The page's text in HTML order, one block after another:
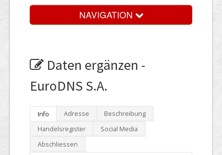
NAVIGATION
Daten ergänzen -
EuroDNS S.A.
Info Adresse
Beschreibung
Handelsregister
Social Media
Abschliessen